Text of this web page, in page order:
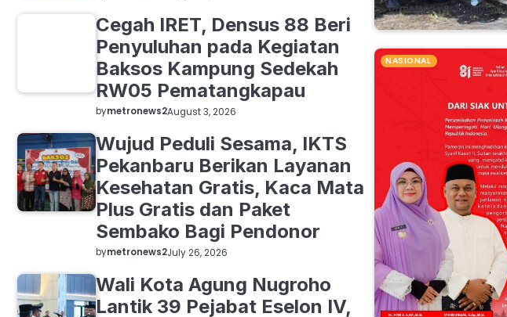
bymetronews2August 6,
NASIONAL
Cegah IRET, Densus 88 Beri
Penyuluhan pada Kegiatan
Baksos Kampung Sedekah
RW05 Pematangkapau
bymetronews2August 3, 2026
Wujud Peduli Sesama, IKTS
Pekanbaru Berikan Layanan
Kesehatan Gratis, Kaca Mata
Plus Gratis dan Paket
Sembako Bagi Pendonor
bymetronews2July 26, 2026
Wali Kota Agung Nugroho
Lantik 39 Pejabat Eselon IV,